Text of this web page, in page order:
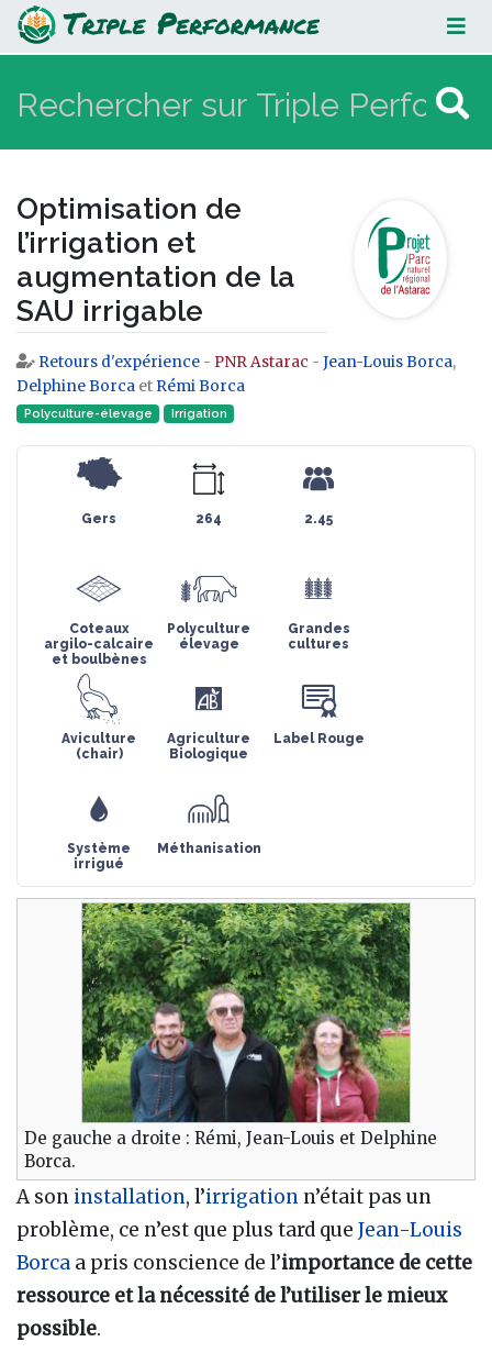
Optimisation de l’irrigation et
augmentation de la SAU irrigable
Optimisation de
l’irrigation et
augmentation de la
SAU irrigable
Aller à :navigation,rechercher
Retours d'expérience - PNR Astarac - Jean-Louis Borca,
Delphine Borca et Rémi Borca
Polyculture-élevage Irrigation
Gers 264 2.45
Coteaux
argilo-calcaire
et boulbènes
Polyculture
élevage
Grandes
cultures
Aviculture
(chair)
Agriculture
Biologique
Label Rouge
Système
irrigué
Méthanisation
De gauche a droite : Rémi, Jean-Louis et Delphine
Borca.
A son installation, l’irrigation n’était pas un
problème, ce n’est que plus tard que Jean-Louis
Borca a pris conscience de l’importance de cette
ressource et la nécessité de l’utiliser le mieux
possible.